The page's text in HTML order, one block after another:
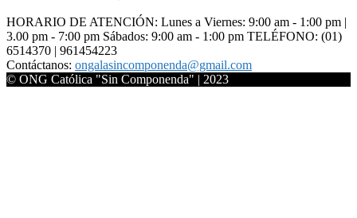
HORARIO DE ATENCIÓN: Lunes a Viernes: 9:00 am - 1:00 pm |
3.00 pm - 7:00 pm Sábados: 9:00 am - 1:00 pm TELÉFONO: (01)
6514370 | 961454223
Contáctanos: ongalasincomponenda@gmail.com
© ONG Católica "Sin Componenda" | 2023